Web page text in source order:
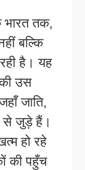
तक,
बल्कि
है। यह
उस
जाति,
से जुड़े हैं।
हो रहे
की पहुँच